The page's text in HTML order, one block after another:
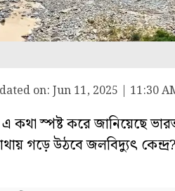
on: Jun 11, 2025 | 11:30
স্পষ্ট করে জানিয়েছে
উঠবে জলবিদ্যুৎ কেন্দ্র?